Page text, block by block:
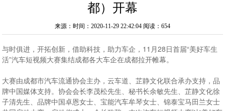
都）开幕
来源：时间：2020-11-29 22:42:04 阅读：654
与时俱进，开拓创新，借助科技，助力车企，11月28日首届“美好车生
活”汽车短视频大赛集结成都各大车企在成都拉开帷幕。
大赛由成都市汽车流通协会主办，云车道、芷静文化联合承办支持，品
牌中国媒体支持。协会会长李茂松先生、秘书长余敏先生、芷静文化徐
子清先生、品牌中国卓恩女士、宝能汽车牟琴女士、锦泰宝马田兰女士